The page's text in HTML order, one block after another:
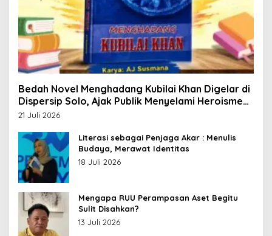
Bedah Novel Menghadang Kubilai Khan Digelar di
Dispersip Solo, Ajak Publik Menyelami Heroisme
Leluhur Nusantara
21 Juli 2026
Literasi sebagai Penjaga Akar : Menulis
Budaya, Merawat Identitas
18 Juli 2026
Mengapa RUU Perampasan Aset Begitu
Sulit Disahkan?
13 Juli 2026